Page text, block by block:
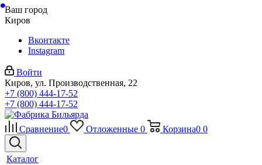
Ваш город
Киров
Вконтакте
Instagram
Войти
Киров, ул. Производственная, 22
+7 (800) 444-17-52
+7 (800) 444-17-52
Сравнение0 Отложенные 0 Корзина0 0
Каталог